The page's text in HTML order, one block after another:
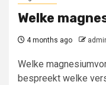
Welke
4 months ago
Welke
bespreekt welke